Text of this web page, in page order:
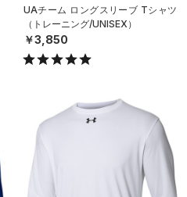
UAチーム ロングスリーブ Tシャツ
（トレーニング/UNISEX）
￥3,850